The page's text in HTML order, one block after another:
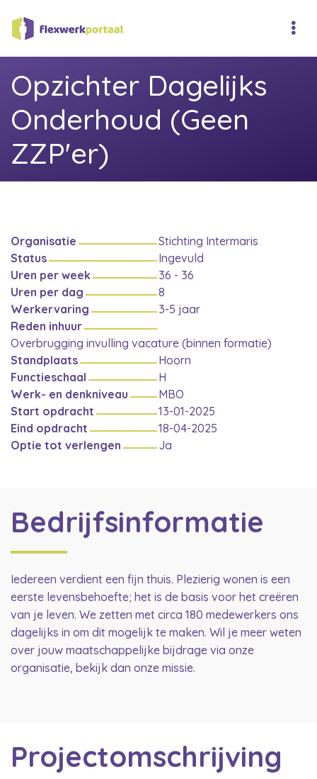
Opzichter Dagelijks
Onderhoud (Geen
ZZP'er)
Organisatie
Stichting Intermaris
Status
Ingevuld
Uren per week
36 - 36
Uren per dag
8
Werkervaring
3-5 jaar
Reden inhuur
Overbrugging invulling vacature (binnen formatie)
Standplaats
Hoorn
Functieschaal
H
Werk- en denkniveau
MBO
Start opdracht
13-01-2025
Eind opdracht
18-04-2025
Optie tot verlengen
Ja
Bedrijfsinformatie
Iedereen verdient een fijn thuis. Plezierig wonen is een
eerste levensbehoefte; het is de basis voor het creëren
van je leven. We zetten met circa 180 medewerkers ons
dagelijks in om dit mogelijk te maken. Wil je meer weten
over jouw maatschappelijke bijdrage via onze
organisatie, bekijk dan onze missie.
Projectomschrijving